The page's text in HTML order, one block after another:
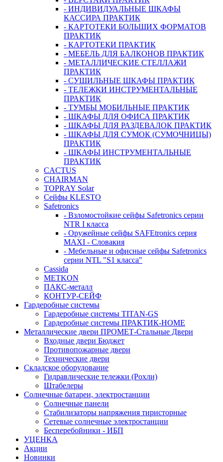
- ИНДИВИДУАЛЬНЫЕ ШКАФЫ
КАССИРА ПРАКТИК
- КАРТОТЕКИ БОЛЬШИХ ФОРМАТОВ
ПРАКТИК
- КАРТОТЕКИ ПРАКТИК
- МЕБЕЛЬ ДЛЯ БАЛКОНОВ ПРАКТИК
- МЕТАЛЛИЧЕСКИЕ СТЕЛЛАЖИ
ПРАКТИК
- СУШИЛЬНЫЕ ШКАФЫ ПРАКТИК
- ТЕЛЕЖКИ ИНСТРУМЕНТАЛЬНЫЕ
ПРАКТИК
- ТУМБЫ МОБИЛЬНЫЕ ПРАКТИК
- ШКАФЫ ДЛЯ ОФИСА ПРАКТИК
- ШКАФЫ ДЛЯ РАЗДЕВАЛОК ПРАКТИК
- ШКАФЫ ДЛЯ СУМОК (СУМОЧНИЦЫ)
ПРАКТИК
- ШКАФЫ ИНСТРУМЕНТАЛЬНЫЕ
ПРАКТИК
CACTUS
CHAIRMAN
TOPRAY Solar
Сейфы KLESTO
Safetronics
- Взломостойкие сейфы Safetronics серии
NTR I класса
- Оружейные сейфы SAFEtronics серия
MAXI - Словакия
- Мебельные и офисные сейфы Safetronics
серии NTL "S1 класса"
Cassida
METKON
ПАКС-металл
КОНТУР-СЕЙФ
Гардеробные системы
Гардеробные системы TITAN-GS
Гардеробные системы ПРАКТИК-HOME
Металлические двери ПРОМЕТ-Стальные Двери
Входные двери Бюджет
Противопожарные двери
Технические двери
Складское оборудование
Гидравлические тележки (Рохли)
Штабелеры
Солнечные батареи, электростанции
Солнечные панели
Стабилизаторы напряжения тиристорные
Сетевые солнечные электростанции
Бесперебойники - ИБП
УЦЕНКА
Акции
Новинки